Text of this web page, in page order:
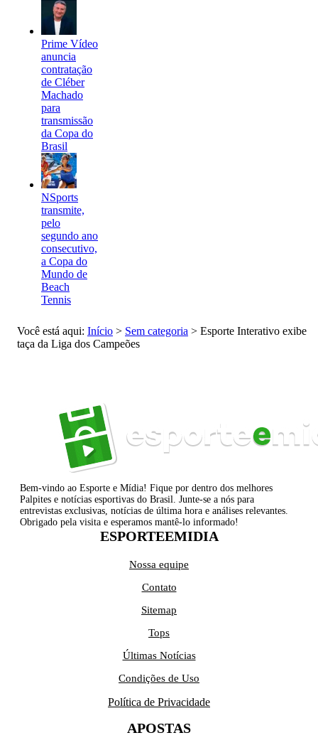
Prime Vídeo
anuncia
contratação
de Cléber
Machado
para
transmissão
da Copa do
Brasil
NSports
transmite,
pelo
segundo ano
consecutivo,
a Copa do
Mundo de
Beach
Tennis
Você está aqui: Início > Sem categoria > Esporte Interativo exibe
taça da Liga dos Campeões
Bem-vindo ao Esporte e Mídia! Fique por dentro dos melhores
Palpites e notícias esportivas do Brasil. Junte-se a nós para
entrevistas exclusivas, notícias de última hora e análises relevantes.
Obrigado pela visita e esperamos mantê-lo informado!
ESPORTEEMIDIA
Nossa equipe
Contato
Sitemap
Tops
Últimas Notícias
Condições de Uso
Política de Privacidade
APOSTAS